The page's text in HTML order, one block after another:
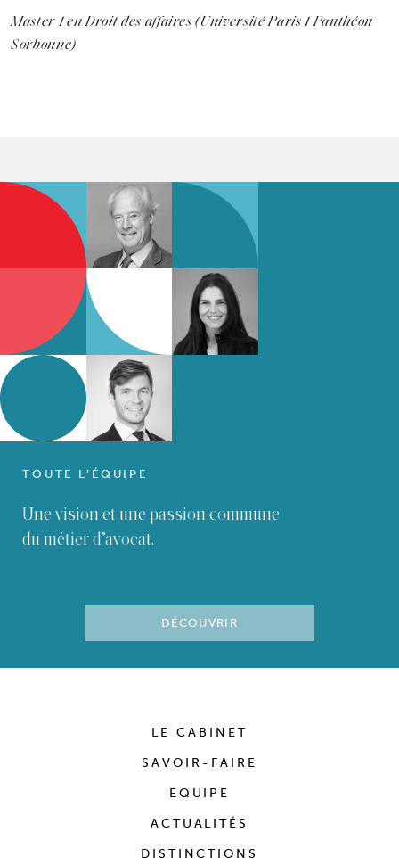
Master 1 en Droit des affaires (Université Paris 1 Panthéon –
Sorbonne)
TOUTE L’ÉQUIPE
Une vision et une passion commune
du métier d’avocat.
DÉCOUVRIR
LE CABINET
SAVOIR-FAIRE
EQUIPE
ACTUALITÉS
DISTINCTIONS